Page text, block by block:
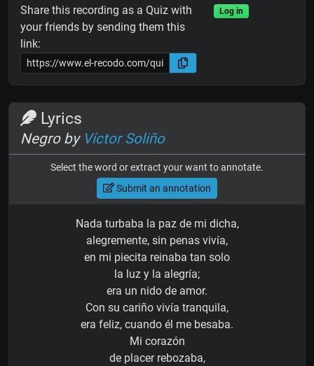
Share this recording as a Quiz with
your friends by sending them this
link:
Log in
Lyrics
Negro by Víctor Soliño
Select the word or extract your want to annotate.
Submit an annotation
Nada turbaba la paz de mi dicha,
alegremente, sin penas vivía,
en mi piecita reinaba tan solo
la luz y la alegría;
era un nido de amor.
Con su cariño vivía tranquila,
era feliz, cuando él me besaba.
Mi corazón
de placer rebozaba,